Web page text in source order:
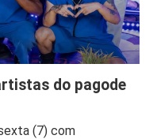
do pagode
(7) com